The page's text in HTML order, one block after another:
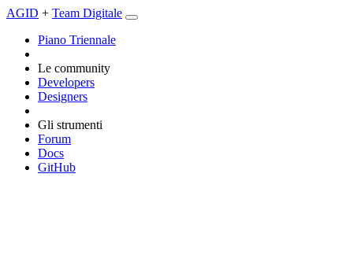
AGID + Team Digitale
Piano Triennale
Le community
Developers
Designers
Gli strumenti
Forum
Docs
GitHub